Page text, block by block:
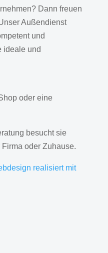
Dann freuen
Außendienst
und
ideale und
oder eine
besucht sie
oder Zuhause.
realisiert mit